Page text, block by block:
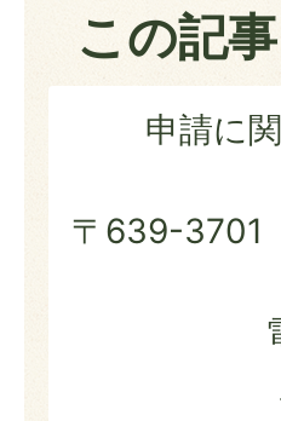
この記
申請に
〒639-3701